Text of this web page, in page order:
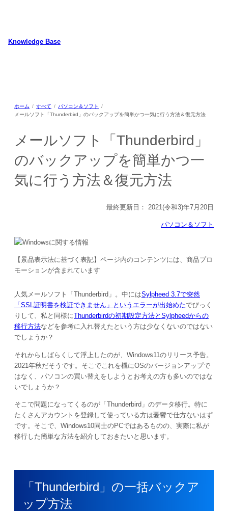
スKnowledge Base
ホーム すべて
パソコン＆ソフト
メールソフト「Thunderbird」のバックアップを簡単かつ一気に行う方法＆復元方法
メールソフト「Thunderbird」
のバックアップを簡単かつ一
気に行う方法＆復元方法
最終更新日： 2021(令和3)年7月20日
パソコン＆ソフト
【景品表示法に基づく表記】ページ内のコンテンツには、商品プロ
モーションが含まれています
人気メールソフト「Thunderbird」。中にはSylpheed 3.7で突然
「SSL証明書を検証できません」というエラーが出始めたでびっく
りして、私と同様にThunderbirdの初期設定方法とSylpheedからの
移行方法などを参考に入れ替えたという方は少なくないのではない
でしょうか？
それからしばらくして浮上したのが、Windows11のリリース予告。
2021年秋だそうです。そこでこれを機にOSのバージョンアップで
はなく、パソコンの買い替えをしようとお考えの方も多いのではな
いでしょうか？
そこで問題になってくるのが「Thunderbird」のデータ移行。特に
たくさんアカウントを登録して使っている方は憂鬱で仕方ないはず
です。そこで、Windows10同士のPCではあるものの、実際に私が
移行した簡単な方法を紹介しておきたいと思います。
「Thunderbird」の一括バックア
ップ方法